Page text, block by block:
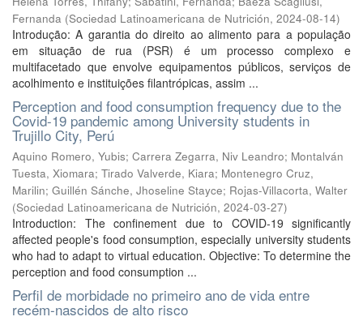
Fernanda (Sociedad Latinoamericana de Nutrición, 2024-08-14)
Introdução: A garantia do direito ao alimento para a população
em situação de rua (PSR) é um processo complexo e
multifacetado que envolve equipamentos públicos, serviços de
acolhimento e instituições filantrópicas, assim ...
Perception and food consumption frequency due to the
Covid-19 pandemic among University students in
Trujillo City, Perú
Aquino Romero, Yubis; Carrera Zegarra, Niv Leandro; Montalván
Tuesta, Xiomara; Tirado Valverde, Kiara; Montenegro Cruz,
Marilin; Guillén Sánche, Jhoseline Stayce; Rojas-Villacorta, Walter
(Sociedad Latinoamericana de Nutrición, 2024-03-27)
Introduction: The confinement due to COVID-19 significantly
affected people's food consumption, especially university students
who had to adapt to virtual education. Objective: To determine the
perception and food consumption ...
Perfil de morbidade no primeiro ano de vida entre
recém-nascidos de alto risco